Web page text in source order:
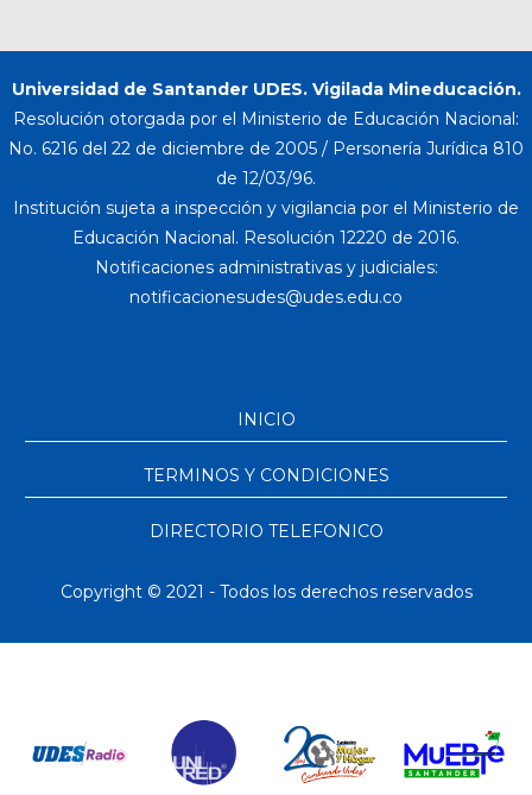
Universidad de Santander UDES. Vigilada Mineducación.
Resolución otorgada por el Ministerio de Educación Nacional:
No. 6216 del 22 de diciembre de 2005 / Personería Jurídica 810
de 12/03/96.
Institución sujeta a inspección y vigilancia por el Ministerio de
Educación Nacional. Resolución 12220 de 2016.
Notificaciones administrativas y judiciales:
INICIO
TERMINOS Y CONDICIONES
DIRECTORIO TELEFONICO
Copyright © 2021 - Todos los derechos reservados